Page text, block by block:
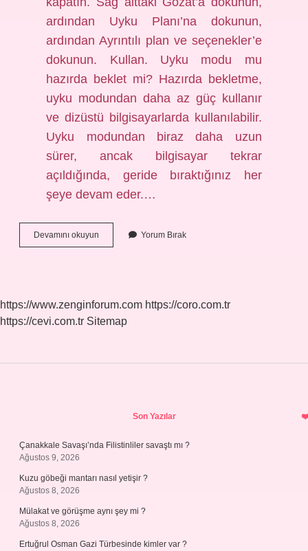
ardından Uyku Planı’na dokunun,
ardından Ayrıntılı plan ve seçenekler’e
dokunun. Kullan. Uyku modu mu
hazırda beklet mi? Hazırda bekletme,
uyku modundan daha az güç kullanır
ve dizüstü bilgisayarlarda kullanılabilir.
Uyku modundan biraz daha uzun
sürer, ancak bilgisayar tekrar
açıldığında, geride bıraktığınız her
şeye devam eder.…
Devamını okuyun
Odağı
Yorum Bırak
https://www.zenginforum.com https://coro.com.tr
https://cevi.com.tr Sitemap
Son Yazılar
Çanakkale Savaşı’nda Filistinliler savaştı mı ?
Ağustos 9, 2026
Kuzu göbeği mantarı nasıl yetişir ?
Ağustos 8, 2026
Mülakat ve görüşme aynı şey mi ?
Ağustos 8, 2026
Ertuğrul Osman Gazi Türbesinde kimler var ?